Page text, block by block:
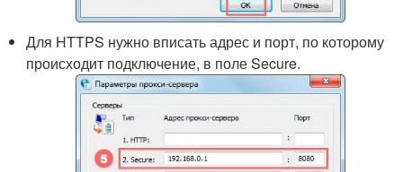
Для HTTPS нужно вписать адрес и порт, по которому
происходит подключение, в поле Secure.